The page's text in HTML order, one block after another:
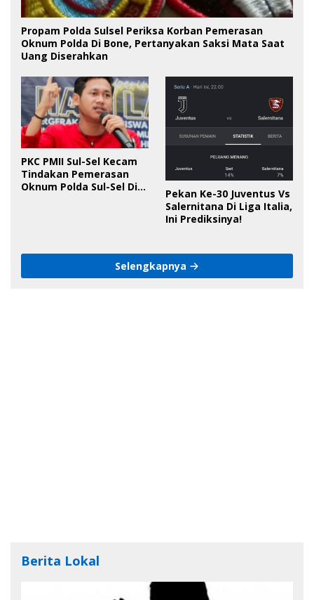
Propam Polda Sulsel Periksa Korban Pemerasan
Oknum Polda Di Bone, Pertanyakan Saksi Mata Saat
Uang Diserahkan
PKC PMII Sul-Sel Kecam
Tindakan Pemerasan
Oknum Polda Sul-Sel Di
Pekan Ke-30 Juventus Vs
Salernitana Di Liga Italia,
Ini Prediksinya!
Selengkapnya
Berita Lokal